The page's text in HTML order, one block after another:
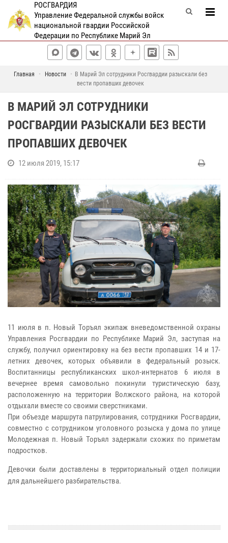
РОСГВАРДИЯ
Управление Федеральной службы войск
национальной гвардии Российской
Федерации по Республике Марий Эл
Главная Новости
В Марий Эл сотрудники Росгвардии разыскали без
вести пропавших девочек
В МАРИЙ ЭЛ СОТРУДНИКИ
РОСГВАРДИИ РАЗЫСКАЛИ БЕЗ ВЕСТИ
ПРОПАВШИХ ДЕВОЧЕК
12 июля 2019, 15:17
11 июля в п. Новый Торъял экипаж вневедомственной охраны
Управления Росгвардии по Республике Марий Эл, заступая на
службу, получил ориентировку на без вести пропавших 14 и 17-
летних девочек, которых объявили в федеральный розыск.
Воспитанницы республиканских школ-интернатов 6 июля в
вечернее время самовольно покинули туристическую базу,
расположенную на территории Волжского района, на которой
отдыхали вместе со своими сверстниками.
При объезде маршрута патрулирования, сотрудники Росгвардии,
совместно с сотрудником уголовного розыска у дома по улице
Молодежная п. Новый Торъял задержали схожих по приметам
подростков.
Девочки были доставлены в территориальный отдел полиции
для дальнейшего разбирательства.